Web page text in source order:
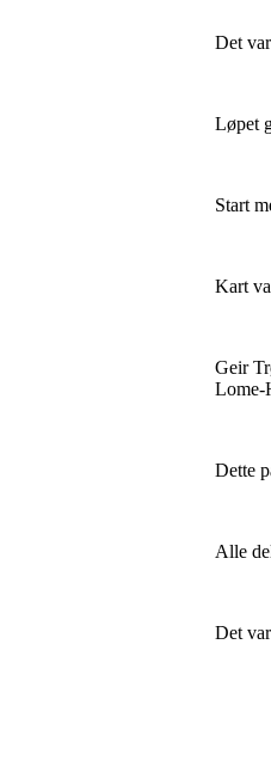
Det
Løpet
Start
Kart
Geir
Lome-
Dette
Alle
Det